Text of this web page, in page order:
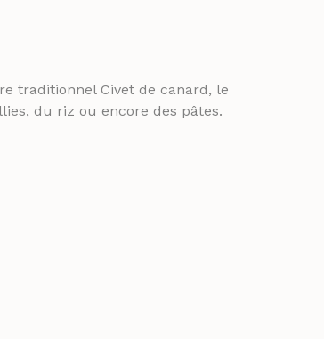
traditionnel Civet de canard, le
du riz ou encore des pâtes.